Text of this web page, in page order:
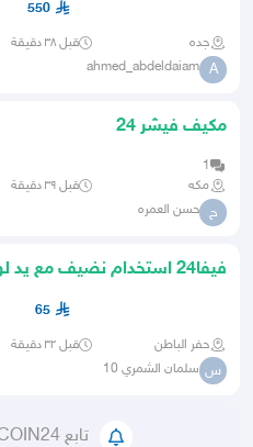
550
جده قبل ٣٨ دقيقة
A
ahmed_abdeldaiam
مكيف فيشر 24
1
مكه
قبل ٣٩ دقيقة
ح حسن العمره
فيفا24 استخدام نضيف مع يد
الشريط لحاله مافي مشكله
65
حفر الباطن قبل ٣٢ دقيقة
س سلمان الشمري 10
تابع 텔레@UPCOIN24